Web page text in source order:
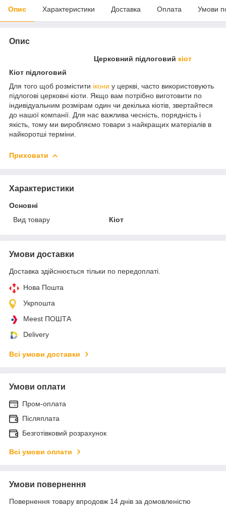
Опис Характеристики Доставка Оплата Умови
Опис
Церковний підлоговий кіот
Кіот підлоговий
Для того щоб розмістити ікони у церкві, часто використовують
підлогові церковні кіоти. Якщо вам потрібно виготовити по
індивідуальним розмірам один чи декілька кіотів, звертайтеся
до нашої компанії. Для нас важлива чесність, порядність і
якість, тому ми виробляємо товари з найкращих матеріалів в
найкоротші терміни.
Приховати
Характеристики
Основні
Вид товару
Кіот
Умови доставки
Доставка здійснюється тільки по передоплаті.
Нова Пошта
Укрпошта
Meest ПОШТА
Delivery
Всі умови доставки
Умови оплати
Пром-оплата
Післяплата
Безготівковий розрахунок
Всі умови оплати
Умови повернення
Повернення товару впродовж 14 днів за домовленістю